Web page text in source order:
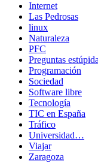
Internet
Las Pedrosas
linux
Naturaleza
PFC
Preguntas
Programación
Sociedad
Software libre
Tecnología
TIC en España
Tráfico
Universidad…
Viajar
Zaragoza